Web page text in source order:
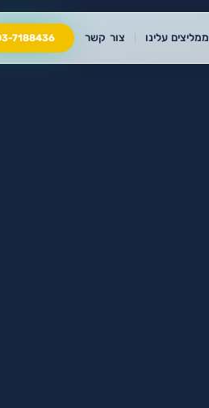
ממליצים עלינו צור קשר 7188436